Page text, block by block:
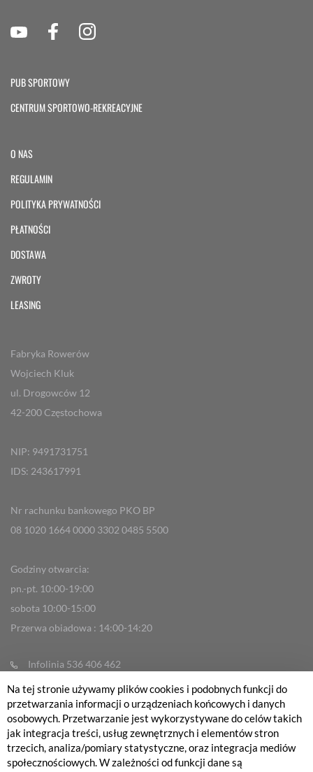
PUB SPORTOWY
CENTRUM SPORTOWO-REKREACYJNE
O NAS
REGULAMIN
POLITYKA PRYWATNOŚCI
PŁATNOŚCI
DOSTAWA
ZWROTY
LEASING
Fabryka Rowerów
Wojciech Kluk
ul. Drogowców 12
42-200 Częstochowa
NIP: 9491731751
IDS: 243617991
Nr rachunku bankowego PKO BP
08 1020 1664 0000 3302 0485 5500
Godziny otwarcia:
pn.-pt. 10:00-19:00
sobota 10:00-15:00
Przerwa obiadowa : 14:00-14:20
Infolinia 536 406 462
info@fabrykarowerow.com
Reklamacje
sklep@fabrykarowerow.com
Serwis 505 700 393
Na tej stronie używamy plików cookies i podobnych funkcji do
przetwarzania informacji o urządzeniach końcowych i danych
osobowych. Przetwarzanie jest wykorzystywane do celów takich
jak integracja treści, usług zewnętrznych i elementów stron
trzecich, analiza/pomiary statystyczne, oraz integracja mediów
społecznościowych. W zależności od funkcji dane są